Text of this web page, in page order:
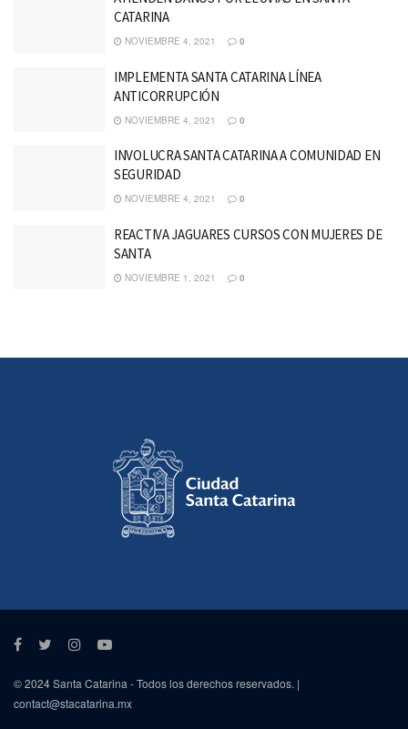
CATARINA
NOVIEMBRE 4, 2021 0
IMPLEMENTA SANTA CATARINA LÍNEA
ANTICORRUPCIÓN
NOVIEMBRE 4, 2021 0
INVOLUCRA SANTA CATARINA A COMUNIDAD EN
SEGURIDAD
NOVIEMBRE 4, 2021 0
REACTIVA JAGUARES CURSOS CON MUJERES DE
SANTA
NOVIEMBRE 1, 2021 0
© 2024 Santa Catarina - Todos los derechos reservados. |
contact@stacatarina.mx